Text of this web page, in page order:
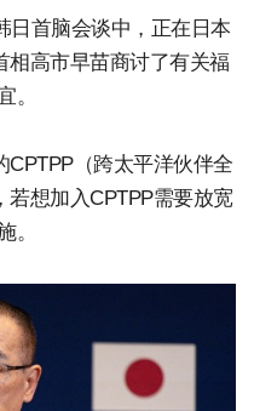
日首脑会谈中，正在日本
相高市早苗商讨了有关福
。
（跨太平洋伙伴全
想加入CPTPP需要放宽
。